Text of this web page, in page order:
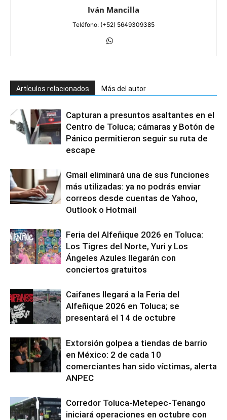
Iván Mancilla
Teléfono: (+52) 5649309385
Artículos relacionados Más del autor
Capturan a presuntos asaltantes en el
Centro de Toluca; cámaras y Botón de
Pánico permitieron seguir su ruta de
escape
Gmail eliminará una de sus funciones
más utilizadas: ya no podrás enviar
correos desde cuentas de Yahoo,
Outlook o Hotmail
Feria del Alfeñique 2026 en Toluca:
Los Tigres del Norte, Yuri y Los
Ángeles Azules llegarán con
conciertos gratuitos
Caifanes llegará a la Feria del
Alfeñique 2026 en Toluca; se
presentará el 14 de octubre
Extorsión golpea a tiendas de barrio
en México: 2 de cada 10
comerciantes han sido víctimas, alerta
ANPEC
Corredor Toluca-Metepec-Tenango
iniciará operaciones en octubre con